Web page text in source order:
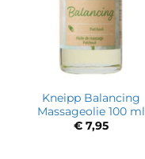
Kneipp Balancing
Massageolie 100 ml
€7,95